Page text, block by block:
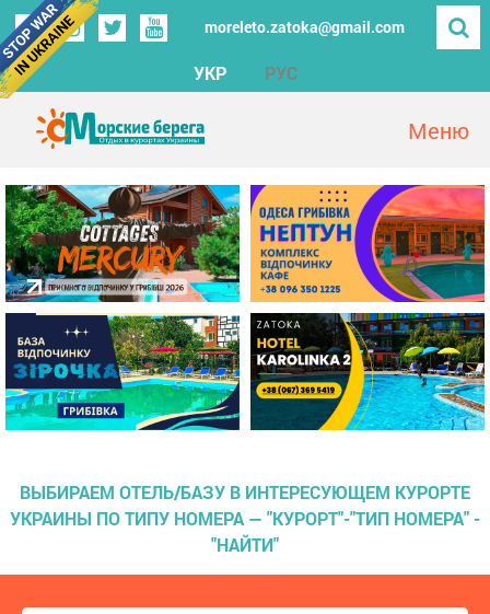
moreleto.zatoka@gmail.com
УКР РУС
ВЫБИРАЕМ ОТЕЛЬ/БАЗУ В ИНТЕРЕСУЮЩЕМ КУРОРТЕ
УКРАИНЫ ПО ТИПУ НОМЕРА — "КУРОРТ"-"ТИП НОМЕРА" -
"НАЙТИ"